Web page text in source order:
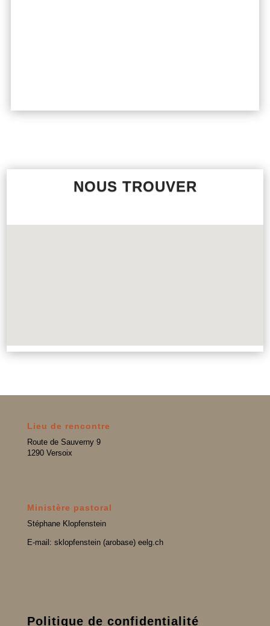
NOUS TROUVER
Lieu de rencontre
Route de Sauverny 9
1290 Versoix
Ministère pastoral
Stéphane Klopfenstein
E-mail: sklopfenstein (arobase) eelg.ch
Politique de confidentialité